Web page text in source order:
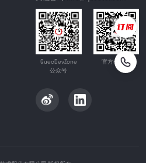
QuecDevZone
公众号
官方公众号